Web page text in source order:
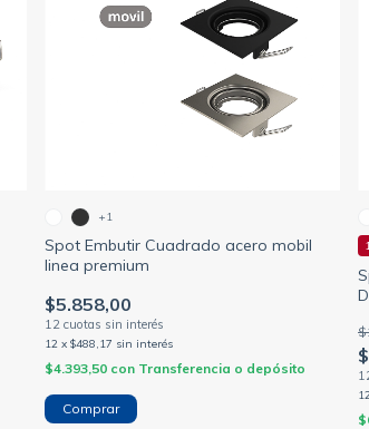
Spot Embutir Cuadrado acero mobil
linea premium
$5.858,00
12 x $488,17 sin interés
$4.393,50 con Transferencia o depósito
+1
Comprar